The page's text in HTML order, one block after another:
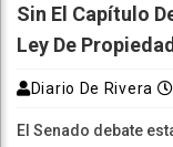
Sin El Capítulo
Ley De
Diario De Rivera
El Senado debate